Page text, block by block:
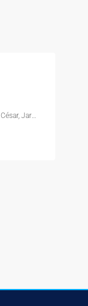
Jundia, 1930, Alameda Lorena, Cerqueira César, Jardim Paulista, São Paulo, Região Imediata de São Paulo, Região Metropolitana de São Paulo, Região Geográfica Intermediária de São Paulo, São Paulo, Região Sudeste, 01424-004, Brasil